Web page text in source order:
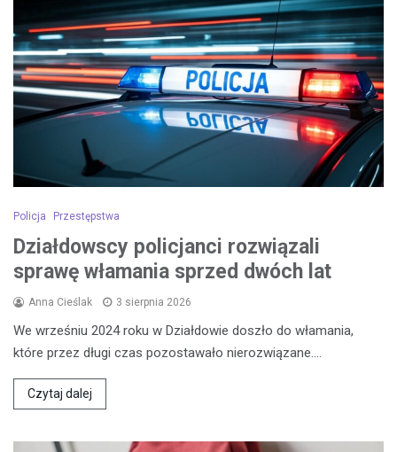
Policja Przestępstwa
Działdowscy policjanci rozwiązali
sprawę włamania sprzed dwóch lat
Anna Cieślak 3 sierpnia 2026
We wrześniu 2024 roku w Działdowie doszło do włamania,
które przez długi czas pozostawało nierozwiązane.…
Czytaj dalej